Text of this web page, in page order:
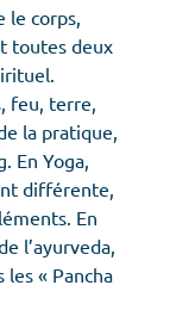
le corps,
toutes deux
feu, terre,
la pratique,
En Yoga,
différente,
En
l’ayurveda,
« Pancha